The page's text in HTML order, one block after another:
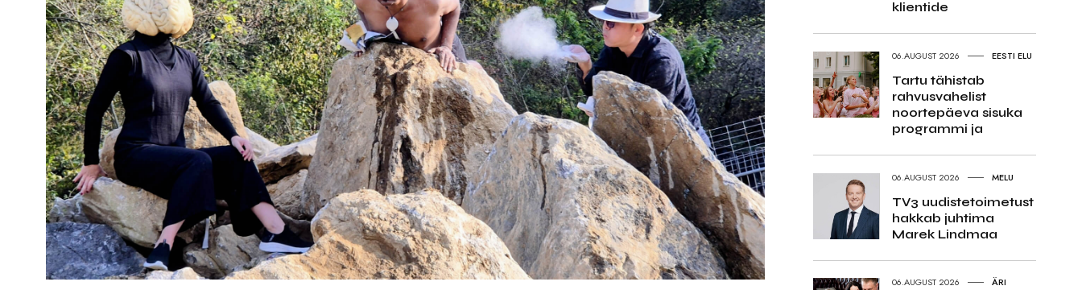
klientide
06.AUGUST 2026 EESTI ELU
Tartu tähistab
rahvusvahelist
noortepäeva sisuka
programmi ja
06.AUGUST 2026 MELU
TV3 uudistetoimetust
hakkab juhtima
Marek Lindmaa
06.AUGUST 2026 ÄRI